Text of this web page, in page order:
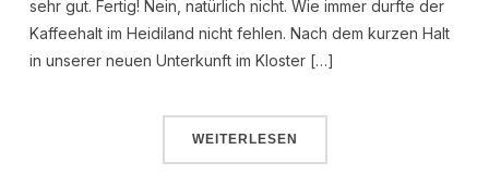
sehr gut. Fertig! Nein, natürlich nicht. Wie immer durfte der
Kaffeehalt im Heidiland nicht fehlen. Nach dem kurzen Halt
in unserer neuen Unterkunft im Kloster […]
WEITERLESEN